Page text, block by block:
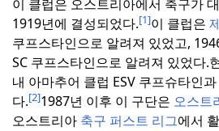
이 클럽은 오스트리아에서 축구가
1919년에 결성되었다.[1]이 클럽은
쿠프스타인으로 알려져 있었고,
SC 쿠프스타인으로 알려져 있었다.
내 아마추어 클럽 ESV 쿠프슈타인
다.[2]1987년 이후 이 구단은 오스트
오스트리아 축구 퍼스트 리그에서